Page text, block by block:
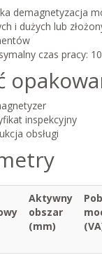
demagnetyzacja
i dużych lub
czas pracy:
inspekcyjny
obsługi
Aktywny
obszar
(mm)